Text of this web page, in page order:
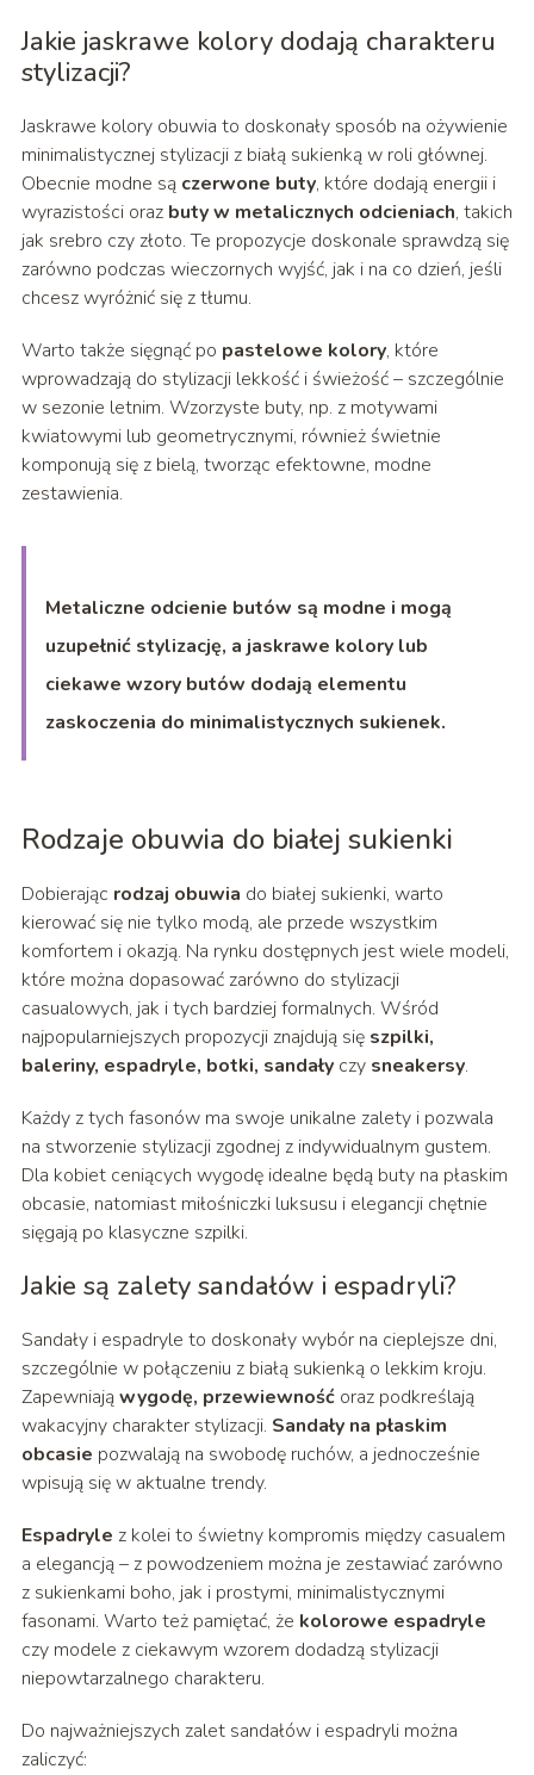
Jakie jaskrawe kolory dodają charakteru
stylizacji?
Jaskrawe kolory obuwia to doskonały sposób na ożywienie
minimalistycznej stylizacji z białą sukienką w roli głównej.
Obecnie modne są czerwone buty, które dodają energii i
wyrazistości oraz buty w metalicznych odcieniach, takich
jak srebro czy złoto. Te propozycje doskonale sprawdzą się
zarówno podczas wieczornych wyjść, jak i na co dzień, jeśli
chcesz wyróżnić się z tłumu.
Warto także sięgnąć po pastelowe kolory, które
wprowadzają do stylizacji lekkość i świeżość – szczególnie
w sezonie letnim. Wzorzyste buty, np. z motywami
kwiatowymi lub geometrycznymi, również świetnie
komponują się z bielą, tworząc efektowne, modne
zestawienia.
Metaliczne odcienie butów są modne i mogą
uzupełnić stylizację, a jaskrawe kolory lub
ciekawe wzory butów dodają elementu
zaskoczenia do minimalistycznych sukienek.
Rodzaje obuwia do białej sukienki
Dobierając rodzaj obuwia do białej sukienki, warto
kierować się nie tylko modą, ale przede wszystkim
komfortem i okazją. Na rynku dostępnych jest wiele modeli,
które można dopasować zarówno do stylizacji
casualowych, jak i tych bardziej formalnych. Wśród
najpopularniejszych propozycji znajdują się szpilki,
baleriny, espadryle, botki, sandałyczy sneakersy.
Każdy z tych fasonów ma swoje unikalne zalety i pozwala
na stworzenie stylizacji zgodnej z indywidualnym gustem.
Dla kobiet ceniących wygodę idealne będą buty na płaskim
obcasie, natomiast miłośniczki luksusu i elegancji chętnie
sięgają po klasyczne szpilki.
Jakie są zalety sandałów i espadryli?
Sandały i espadryle to doskonały wybór na cieplejsze dni,
szczególnie w połączeniu z białą sukienką o lekkim kroju.
Zapewniają wygodę, przewiewnośćoraz podkreślają
wakacyjny charakter stylizacji. Sandały na płaskim
obcasie pozwalają na swobodę ruchów, a jednocześnie
wpisują się w aktualne trendy.
Espadryle z kolei to świetny kompromis między casualem
a elegancją – z powodzeniem można je zestawiać zarówno
z sukienkami boho, jak i prostymi, minimalistycznymi
fasonami. Warto też pamiętać, że kolorowe espadryle
czy modele z ciekawym wzorem dodadzą stylizacji
niepowtarzalnego charakteru.
Do najważniejszych zalet sandałów i espadryli można
zaliczyć: